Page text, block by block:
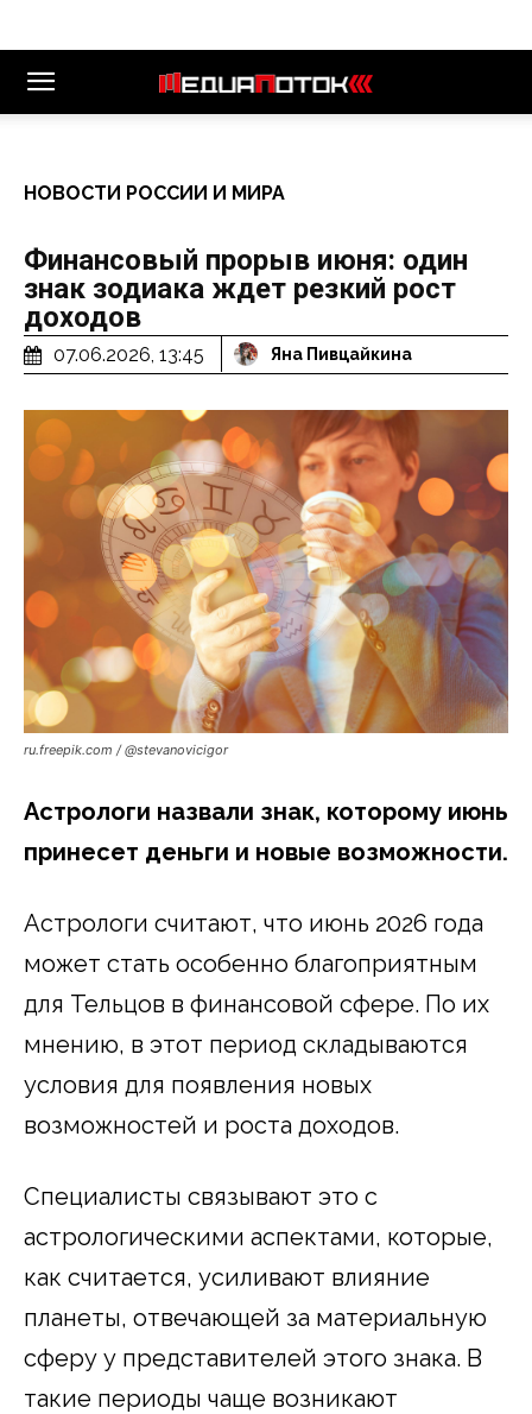
НОВОСТИ РОССИИ И МИРА
Финансовый прорыв июня: один
знак зодиака ждет резкий рост
доходов
07.06.2026, 13:45 Яна Пивцайкина
ru.freepik.com / @stevanovicigor
Астрологи назвали знак, которому июнь
принесет деньги и новые возможности.
Астрологи считают, что июнь 2026 года
может стать особенно благоприятным
для Тельцов в финансовой сфере. По их
мнению, в этот период складываются
условия для появления новых
возможностей и роста доходов.
Специалисты связывают это с
астрологическими аспектами, которые,
как считается, усиливают влияние
планеты, отвечающей за материальную
сферу у представителей этого знака. В
такие периоды чаще возникают